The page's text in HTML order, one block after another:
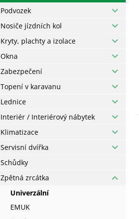
Podvozek
Nosiče jízdních kol
Kryty, plachty a izolace
Okna
Zabezpečení
Topení v karavanu
Lednice
Interiér / Interiérový nábytek
Klimatizace
Servisní dvířka
Schůdky
Zpětná zrcátka
Univerzální
EMUK